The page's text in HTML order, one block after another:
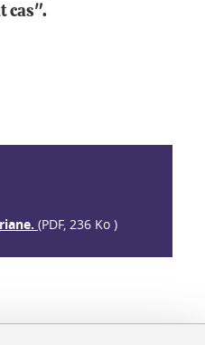
cas".
(PDF, 236 Ko )
sur LinkedIn